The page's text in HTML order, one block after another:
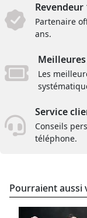
Partenaire
ans.
Les
Service
Conseils
téléphone.
Pourraient aussi